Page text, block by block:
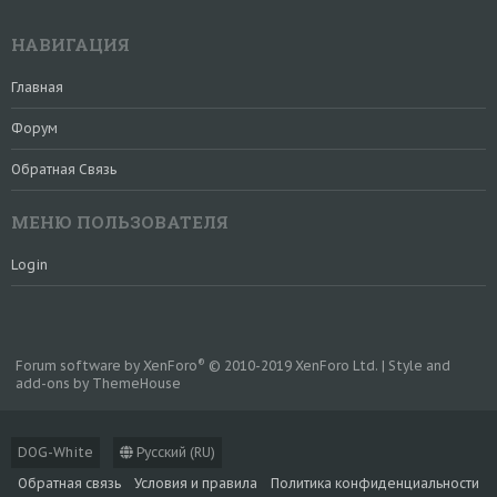
НАВИГАЦИЯ
Главная
Форум
Обратная Связь
МЕНЮ ПОЛЬЗОВАТЕЛЯ
Login
DOG-White
Русский (RU)
Обратная связь
Условия и правила Политика конфиденциальности
Forum software by XenForo® © 2010-2019 XenForo Ltd. | Style and
add-ons by ThemeHouse